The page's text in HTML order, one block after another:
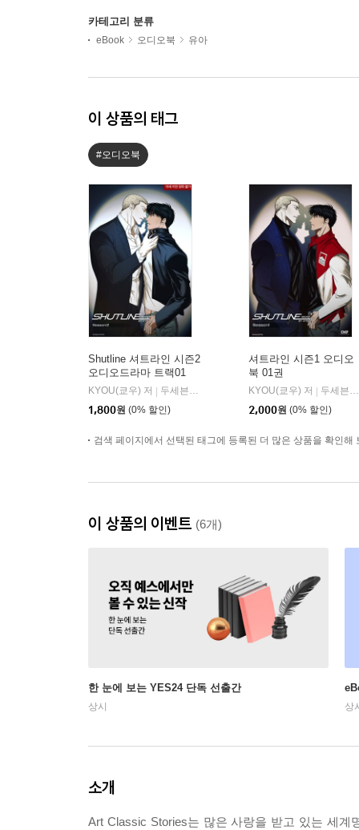
카테고리 분류
eBook 오디오북 유아
이 상품의 태그
#오디오북
Shutline 셔트라인 시즌2
오디오드라마 트랙01
KYOU(쿄우) 저 | 두세븐 엔터테인먼트
1,800원 (0% 할인)
셔트라인 시즌1 오디오
북 01권
KYOU(쿄우) 저 | 두세븐 엔터테인먼트
2,000원 (0% 할인)
검색 페이지에서 선택된 태그에 등록된 더 많은 상품을 확인해
이 상품의 이벤트 (6개)
한 눈에 보는 YES24 단독 선출간
상시 상
소개
Art Classic Stories는 많은 사랑을 받고 있는 세계